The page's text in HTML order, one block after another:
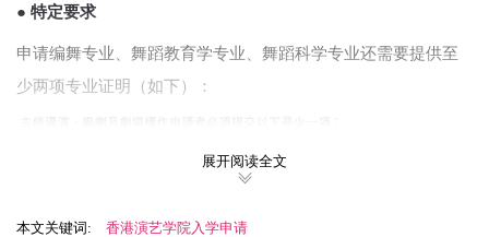
● 特定要求
申请编舞专业、舞蹈教育学专业、舞蹈科学专业还需要提供至
少两项专业证明（如下）：
展开阅读全文
本文关键词: 香港演艺学院入学申请